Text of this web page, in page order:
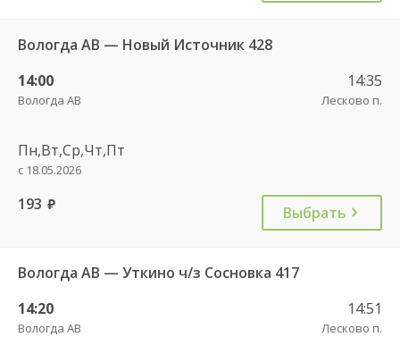
Вологда АВ — Новый Источник 428
14:00
Вологда АВ
14:35
Лесково п.
Пн,Вт,Ср,Чт,Пт
с 18.05.2026
193 руб. Выбрать
Вологда АВ — Уткино ч/з Сосновка 417
14:20
Вологда АВ
14:51
Лесково п.